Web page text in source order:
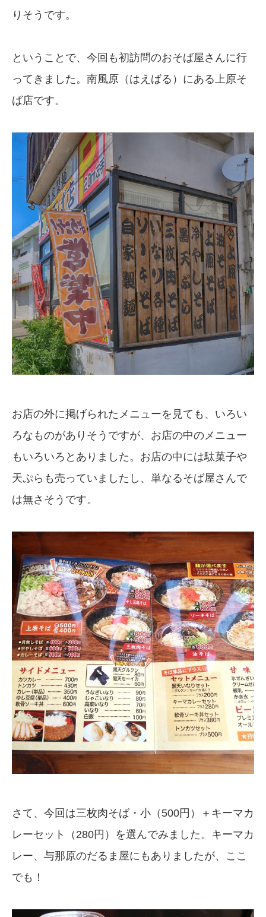
りそうです。
ということで、今回も初訪問のおそば屋さんに行
ってきました。南風原（はえばる）にある上原そ
ば店です。
お店の外に掲げられたメニューを見ても、いろい
ろなものがありそうですが、お店の中のメニュー
もいろいろとありました。お店の中には駄菓子や
天ぷらも売っていましたし、単なるそば屋さんで
は無さそうです。
さて、今回は三枚肉そば・小（500円）＋キーマカ
レーセット（280円）を選んでみました。キーマカ
レー、与那原のだるま屋にもありましたが、ここ
でも！